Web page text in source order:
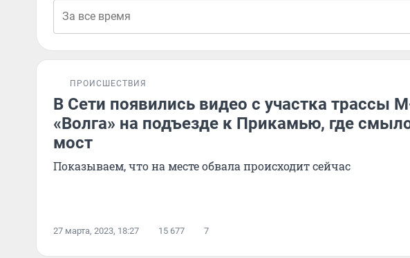
ПРОИСШЕСТВИЯ
В Сети появились видео с участка трассы
«Волга» на подъезде к Прикамью, где
мост
Показываем, что на месте обвала происходит сейчас
27 марта, 2023, 18:27 15 677 7